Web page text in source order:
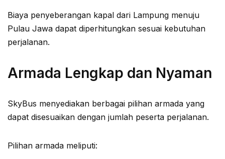
Biaya penyeberangan kapal dari Lampung menuju
Pulau Jawa dapat diperhitungkan sesuai kebutuhan
perjalanan.
Armada Lengkap dan Nyaman
SkyBus menyediakan berbagai pilihan armada yang
dapat disesuaikan dengan jumlah peserta perjalanan.
Pilihan armada meliputi: